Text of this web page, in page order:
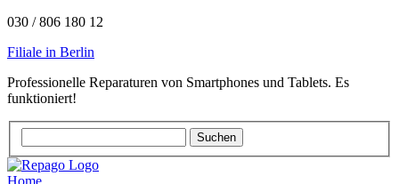
030 / 806 180 12
Filiale in Berlin
Professionelle Reparaturen von Smartphones und Tablets. Es
funktioniert!
Home